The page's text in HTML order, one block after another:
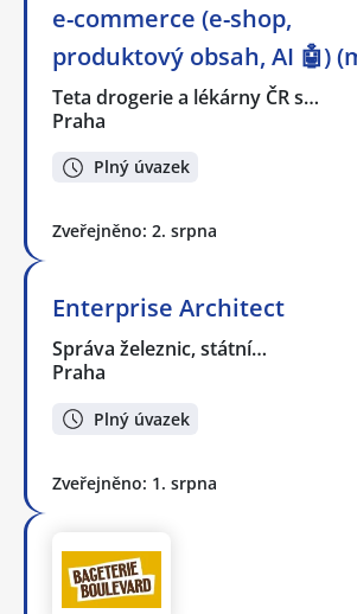
e-commerce (e-shop,
produktový obsah, AI 🤖)
Teta drogerie a lékárny ČR s…
Praha
Plný úvazek
Zveřejněno: 2. srpna
Enterprise Architect
Správa železnic, státní…
Praha
Plný úvazek
Zveřejněno: 1. srpna